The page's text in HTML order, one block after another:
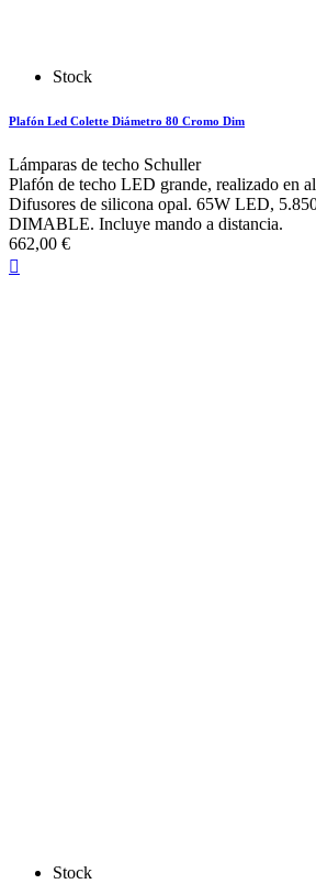
Stock
Plafón Led Colette Diámetro 80 Cromo Dim
Lámparas de techo Schuller
Plafón de techo LED grande, realizado en
Difusores de silicona opal. 65W LED,
DIMABLE. Incluye mando a distancia.
662,00 €

Stock